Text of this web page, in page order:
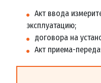
Акт ввода
эксплуатацию;
договора на
Акт приема-